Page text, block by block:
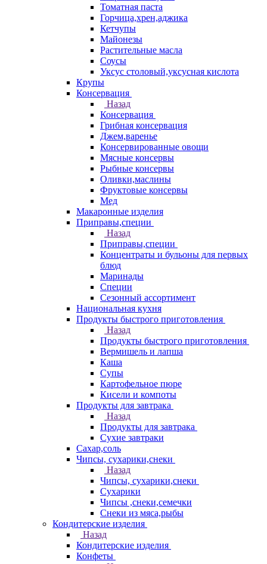
Томатная паста
Горчица,хрен,аджика
Кетчупы
Майонезы
Растительные масла
Соусы
Уксус столовый,уксусная кислота
Крупы
Консервация
Назад
Консервация
Грибная консервация
Джем,варенье
Консервированные овощи
Мясные консервы
Рыбные консервы
Оливки,маслины
Фруктовые консервы
Мед
Макаронные изделия
Приправы,специи
Назад
Приправы,специи
Концентраты и бульоны для первых
блюд
Маринады
Специи
Сезонный ассортимент
Национальная кухня
Продукты быстрого приготовления
Назад
Продукты быстрого приготовления
Вермишель и лапша
Каша
Супы
Картофельное пюре
Кисели и компоты
Продукты для завтрака
Назад
Продукты для завтрака
Сухие завтраки
Сахар,соль
Чипсы, сухарики,снеки
Назад
Чипсы, сухарики,снеки
Сухарики
Чипсы ,снеки,семечки
Снеки из мяса,рыбы
Кондитерские изделия
Назад
Кондитерские изделия
Конфеты